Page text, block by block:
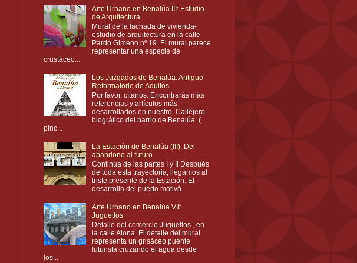
Arte Urbano en Benalúa III: Estudio
de Arquitectura
Mural de la fachada de vivienda-
estudio de arquitectura en la calle
Pardo Gimeno nº 19. El mural parece
representar una especie de
crustáceo...
Los Juzgados de Benalúa: Antiguo
Reformatorio de Adultos
Por favor, cítanos. Encontrarás más
referencias y artículos más
desarrollados en nuestro Callejero
biográfico del barrio de Benalúa (
pinc...
La Estación de Benalúa (III): Del
abandono al futuro
Continúa de las partes I y II Después
de toda esta trayectoria, llegamos al
triste presente de la Estación. El
desarrollo del puerto motivó...
Arte Urbano en Benalúa VII:
Juguettos
Detalle del comercio Juguettos , en
la calle Alona. El detalle del mural
representa un grisáceo puente
futurista cruzando el agua desde
los...